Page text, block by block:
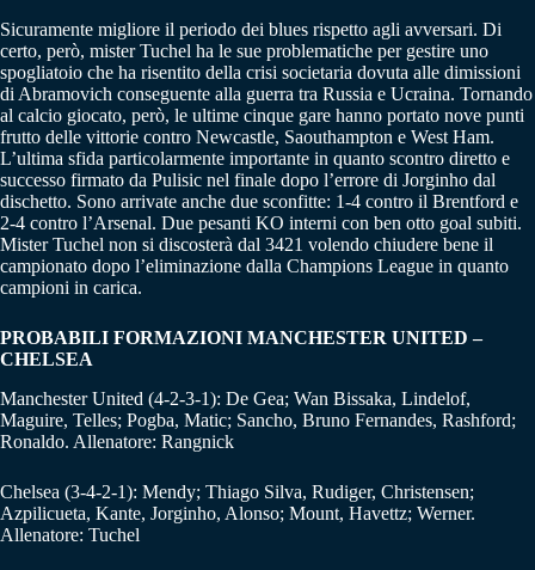
Sicuramente migliore il periodo dei blues rispetto agli avversari. Di
certo, però, mister Tuchel ha le sue problematiche per gestire uno
spogliatoio che ha risentito della crisi societaria dovuta alle dimissioni
di Abramovich conseguente alla guerra tra Russia e Ucraina. Tornando
al calcio giocato, però, le ultime cinque gare hanno portato nove punti
frutto delle vittorie contro Newcastle, Saouthampton e West Ham.
L’ultima sfida particolarmente importante in quanto scontro diretto e
successo firmato da Pulisic nel finale dopo l’errore di Jorginho dal
dischetto. Sono arrivate anche due sconfitte: 1-4 contro il Brentford e
2-4 contro l’Arsenal. Due pesanti KO interni con ben otto goal subiti.
Mister Tuchel non si discosterà dal 3421 volendo chiudere bene il
campionato dopo l’eliminazione dalla Champions League in quanto
campioni in carica.
PROBABILI FORMAZIONI MANCHESTER UNITED –
CHELSEA
Manchester United (4-2-3-1): De Gea; Wan Bissaka, Lindelof,
Maguire, Telles; Pogba, Matic; Sancho, Bruno Fernandes, Rashford;
Ronaldo. Allenatore: Rangnick
Chelsea (3-4-2-1): Mendy; Thiago Silva, Rudiger, Christensen;
Azpilicueta, Kante, Jorginho, Alonso; Mount, Havettz; Werner.
Allenatore: Tuchel